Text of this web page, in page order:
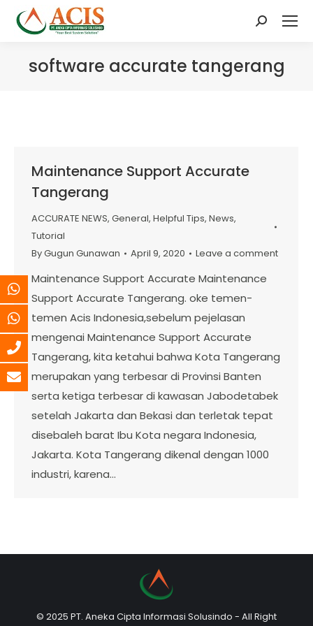
Search:
software accurate tangerang
Maintenance Support Accurate
Tangerang
ACCURATE NEWS, General, Helpful Tips, News,
Tutorial
ByGugun Gunawan April 9, 2020 Leave a comment
Maintenance Support Accurate Maintenance
Support Accurate Tangerang. oke temen-
temen Acis Indonesia,sebelum pejelasan
mengenai Maintenance Support Accurate
Tangerang, kita ketahui bahwa Kota Tangerang
merupakan yang terbesar di Provinsi Banten
serta ketiga terbesar di kawasan Jabodetabek
setelah Jakarta dan Bekasi dan terletak tepat
disebaleh barat Ibu Kota negara Indonesia,
Jakarta. Kota Tangerang dikenal dengan 1000
industri, karena…
© 2025 PT. Aneka Cipta Informasi Solusindo - All Right